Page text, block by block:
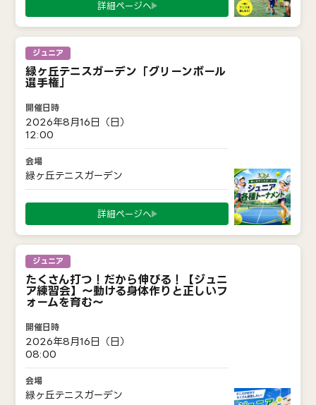
詳細ページへ
ジュニア
緑ヶ丘テニスガーデン「グリーンボール
選手権」
2026年8月16日（日）
12:00
緑ヶ丘テニスガーデン
詳細ページへ
ジュニア
たくさん打つ！だから伸びる！【ジュニ
ア練習会】〜動ける身体作りと正しいフ
ォームを育む〜
2026年8月16日（日）
08:00
緑ヶ丘テニスガーデン